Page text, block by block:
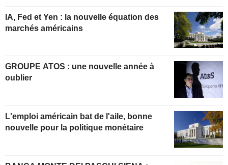
IA, Fed et Yen : la nouvelle équation des
marchés américains
GROUPE ATOS : une nouvelle année à
oublier
L'emploi américain bat de l'aile, bonne
nouvelle pour la politique monétaire